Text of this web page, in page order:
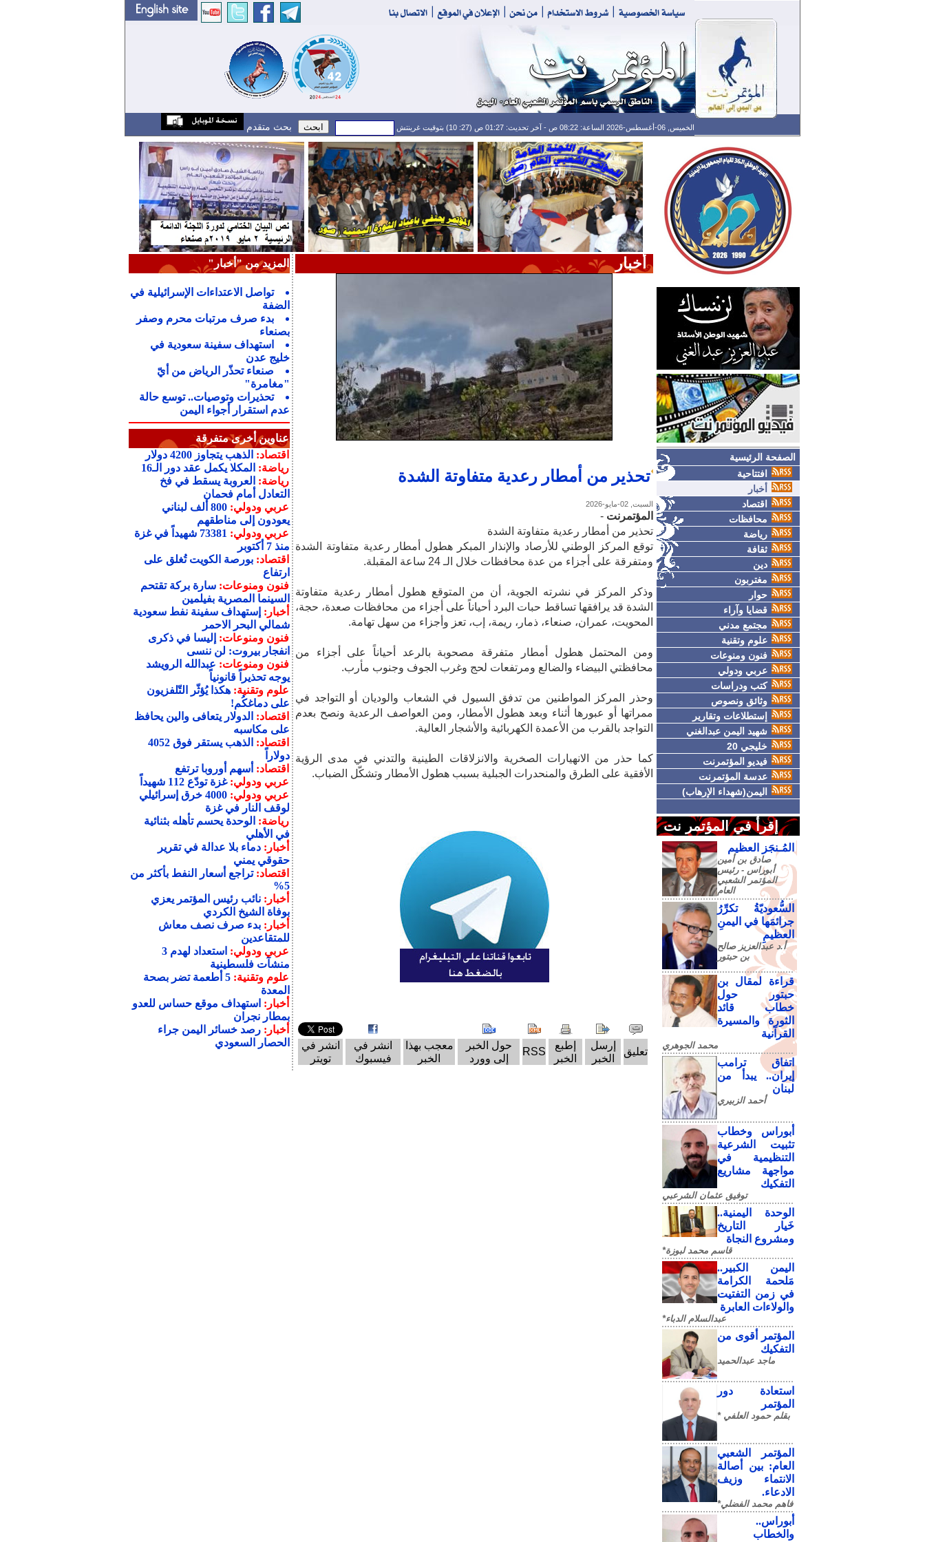
الخميس, 06-أغسطس-2026 الساعة: 08:22 ص - آخر تحديث: 01:27 ص (27: 10) بتوقيت غرينتش بحث متقدم
الصفحة الرئيسية
افتتاحية
أخبار
اقتصاد
محافظات
رياضة
ثقافة
دين
مغتربون
حوار
قضايا وآراء
مجتمع مدني
علوم وتقنية
فنون ومنوعات
عربي ودولي
كتب ودراسات
وثائق ونصوص
إستطلاعات وتقارير
شهيد اليمن عبدالغني
خليجي 20
فيديو المؤتمرنت
عدسة المؤتمرنت
اليمن(شهداء الإرهاب)
إقرأ في المؤتمر نت
المُـنجَز العظيم
صادق‮ ‬بن‮ ‬أمين‮
‬أبوراس - رئيس‮
‬المؤتمر‮ ‬الشعبي‮
‬العام
السُّعوديّةُ تكرِّرُ
جرائمَها في اليمنِ
العظيمِ
أ.د عبدالعزيز صالح
بن حبتور
قراءة لمقال بن
حبتور حول
خطاب قائد
الثورة والمسيرة
القرآنية
محمد الجوهري
اتفاق ترامب
إيران.. يبدأ من
لبنان
أحمد الزبيري
أبوراس وخطاب
تثبيت الشرعية
التنظيمية في
مواجهة مشاريع
التفكيك
توفيق عثمان الشرعبي
الوحدة اليمنية..
خَيار التاريخ
ومشروع النجاة
قاسم محمد لبوزة*
​اليمن الكبير..
مَلحمة الكرامة
في زمن التفتيت
والولاءات العابرة
عبدالسلام الدباء*
المؤتمر أقوى من
التفكيك
ماجد عبدالحميد
استعادة دور
المؤتمر
بقلم حمود العلفي *
المؤتمر الشعبي
العام: بين أصالة
الانتماء وزيف
الادعاء.
فاهم محمد الفضلي*
أبوراس..
والخطاب
أخبار
تحذير من أمطار رعدية متفاوتة الشدة
السبت, 02-مايو-2026
المؤتمرنت -
تحذير من أمطار رعدية متفاوتة الشدة
توقع المركز الوطني للأرصاد والإنذار المبكر هطول أمطار رعدية متفاوتة الشدة
ومتفرقة على أجزاء من عدة محافظات خلال الـ 24 ساعة المقبلة.
وذكر المركز في نشرته الجوية، أن من المتوقع هطول أمطار رعدية متفاوتة
الشدة قد يرافقها تساقط حبات البرد أحياناً على أجزاء من محافظات صعدة، حجة،
المحويت، عمران، صنعاء، ذمار، ريمة، إب، تعز وأجزاء من سهل تهامة.
ومن المحتمل هطول أمطار متفرقة مصحوبة بالرعد أحياناً على أجزاء من
محافظتي البيضاء والضالع ومرتفعات لحج وغرب الجوف وجنوب مأرب.
وحذر المركز المواطنين من تدفق السيول في الشعاب والوديان أو التواجد في
ممراتها أو عبورها أثناء وبعد هطول الأمطار، ومن العواصف الرعدية ونصح بعدم
التواجد بالقرب من الأعمدة الكهربائية والأشجار العالية.
كما حذر من الانهيارات الصخرية والانزلاقات الطينية والتدني في مدى الرؤية
الأفقية على الطرق والمنحدرات الجبلية بسبب هطول الأمطار وتشكّل الضباب.
تعليق
إرسل
الخبر
إطبع
الخبر
RSS
حول الخبر
إلى وورد
معجب بهذا
الخبر
انشر في
فيسبوك
انشر في
تويتر
المزيد من "أخبار"
تواصل الاعتداءات الإسرائيلية في
الضفة
بدء صرف مرتبات محرم وصفر
بصنعاء
استهداف سفينة سعودية في
خليج عدن
صنعاء تحذّر الرياض من أيّ
"مغامرة"
تحذيرات وتوصيات.. توسع حالة
عدم استقرار أجواء اليمن
عناوين أخرى متفرقة
اقتصاد: الذهب يتجاوز 4200 دولار
رياضة: المكلا يكمل عقد دور الـ16
رياضة: العروبة يسقط في فخ
التعادل أمام فحمان
عربي ودولي:
800 ألف لبناني
يعودون إلى مناطقهم
عربي ودولي:
73381 شهيداً في غزة
منذ 7 أكتوبر
اقتصاد:بورصة الكويت تُغلق على
ارتفاع
فنون ومنوعات:سارة بركة تقتحم
السينما المصرية بفيلمين
أخبار: إستهداف سفينة نفط سعودية
شمالي البحر الاحمر
فنون ومنوعات: إليسا في ذكرى
انفجار بيروت: لن ننسى
فنون ومنوعات: عبدالله الرويشد
يوجه تحذيراً قانونياً
علوم وتقنية:هكذا يُؤثّر التّلفزيون
على دماغكُم!
اقتصاد: الدولار يتعافى والين يحافظ
على مكاسبه
اقتصاد:
الذهب يستقر فوق 4052
دولاراً
اقتصاد: أسهم أوروبا ترتفع
عربي ودولي:غزة تودّع 112 شهيداً
عربي ودولي:
4000 خرق إسرائيلي
لوقف النار في غزة
رياضة: الوحدة يحسم تأهله بثنائية
في الأهلي
أخبار:دماء بلا عدالة في تقرير
حقوقي يمني
اقتصاد:تراجع أسعار النفط بأكثر من
5%
أخبار:نائب رئيس المؤتمر يعزي
بوفاة الشيخ الكردي
أخبار:بدء صرف نصف معاش
للمتقاعدين
عربي ودولي:
استعداد لهدم 3
منشآت فلسطينية
علوم وتقنية:
5 أطعمة تضر بصحة
المعدة
أخبار: استهداف موقع حساس للعدو
بمطار نجران
أخبار:رصد خسائر اليمن جراء
الحصار السعودي